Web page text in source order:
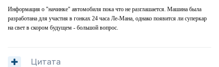
Информация о "начинке" автомобиля пока что не разглашается. Машина была
разработана для участия в гонках 24 часа Ле-Мана, однако появится ли суперкар
на свет в скором будущем - большой вопрос.
Цитата